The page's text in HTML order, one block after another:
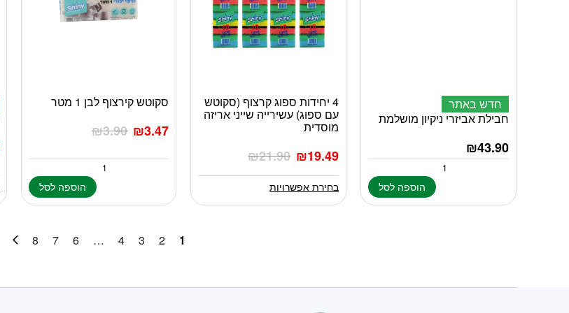
חדש באתר
חבילת אביזרי ניקיון מושלמת
₪43.90
הוספה לסל
4 יחידות ספוג קרצוף (סקוטש
עם ספוג) עשירייה שייני אריזה
מוסדית
₪21.90 ₪19.49
למוצר
זה
יש
סוגים.
ניתן
לבחור
את
בחירת אפשרויות
סקוטש קירצוף לבן 1 מטר
₪3.90 ₪3.47
הוספה לסל
1
2
3
4
…
6
7
8